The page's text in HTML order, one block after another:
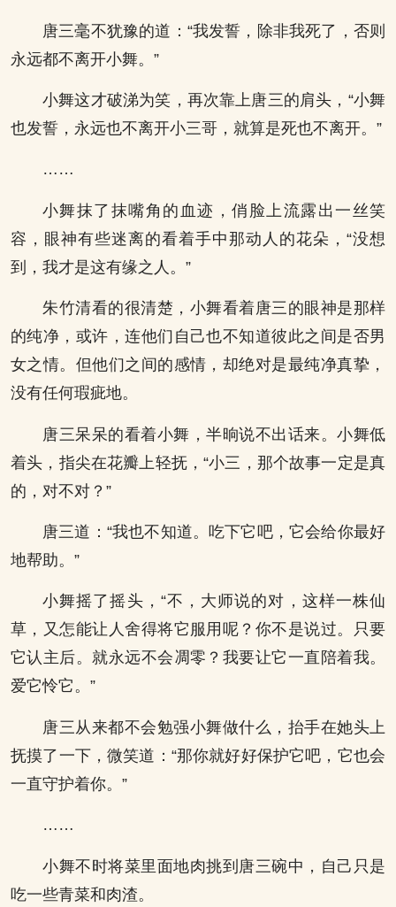
唐三毫不犹豫的道：“我发誓，除非我死了，否则
永远都不离开小舞。”
小舞这才破涕为笑，再次靠上唐三的肩头，“小舞
也发誓，永远也不离开小三哥，就算是死也不离开。”
……
小舞抹了抹嘴角的血迹，俏脸上流露出一丝笑
容，眼神有些迷离的看着手中那动人的花朵，“没想
到，我才是这有缘之人。”
朱竹清看的很清楚，小舞看着唐三的眼神是那样
的纯净，或许，连他们自己也不知道彼此之间是否男
女之情。但他们之间的感情，却绝对是最纯净真挚，
没有任何瑕疵地。
唐三呆呆的看着小舞，半晌说不出话来。小舞低
着头，指尖在花瓣上轻抚，“小三，那个故事一定是真
的，对不对？”
唐三道：“我也不知道。吃下它吧，它会给你最好
地帮助。”
小舞摇了摇头，“不，大师说的对，这样一株仙
草，又怎能让人舍得将它服用呢？你不是说过。只要
它认主后。就永远不会凋零？我要让它一直陪着我。
爱它怜它。”
唐三从来都不会勉强小舞做什么，抬手在她头上
抚摸了一下，微笑道：“那你就好好保护它吧，它也会
一直守护着你。”
……
小舞不时将菜里面地肉挑到唐三碗中，自己只是
吃一些青菜和肉渣。